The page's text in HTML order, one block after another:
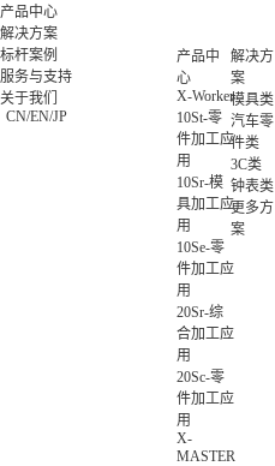
产品中
心
X-Worker
10St-零
件加工应
用
10Sr-模
具加工应
用
10Se-零
件加工应
用
20Sr-综
合加工应
用
20Sc-零
件加工应
用
X-
MASTER
解决方
案
模具类
汽车零
件类
3C类
钟表类
更多方
案
产品中心
解决方案
标杆案例
服务与支持
关于我们
CN/EN/JP